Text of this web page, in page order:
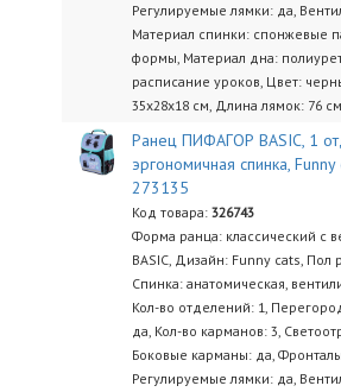
Регулируемые лямки: да,
Материал спинки: спонжевые
формы, Материал дна:
расписание уроков, Цвет:
35х28х18 см, Длина лямок: 76
Ранец ПИФАГОР BASIC, 1
эргономичная спинка,
273135
Код товара:326743
Форма ранца: классический с
BASIC, Дизайн: Funny cats, Пол
Спинка: анатомическая,
Кол-во отделений: 1,
да, Кол-во карманов: 3,
Боковые карманы: да,
Регулируемые лямки: да,